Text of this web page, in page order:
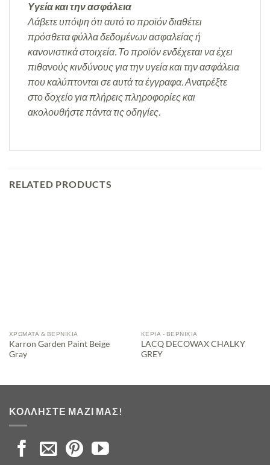
Υγεία και την ασφάλεια
Λάβετε υπόψη ότι αυτό το προϊόν διαθέτει
πρόσθετα φύλλα δεδομένων ασφαλείας ή
κανονιστικά στοιχεία. Το προϊόν ενδέχεται να έχει
πιθανούς κινδύνους για την υγεία και την ασφάλεια
που καλύπτονται σε αυτά τα έγγραφα. Ανατρέξτε
στο δοχείο για πλήρεις πληροφορίες και
ακολουθήστε πάντα τις οδηγίες.
RELATED PRODUCTS
ΧΡΏΜΑΤΑ & ΒΕΡΝΊΚΙΑ
Karron Garden Paint Beige
Gray
ΚΕΡΙΆ - ΒΕΡΝΊΚΙΑ
LACQ DECOWAX CHALKY
GREY
ΚΟΛΛΉΣΤΕ ΜΑΖΊ ΜΑΣ!